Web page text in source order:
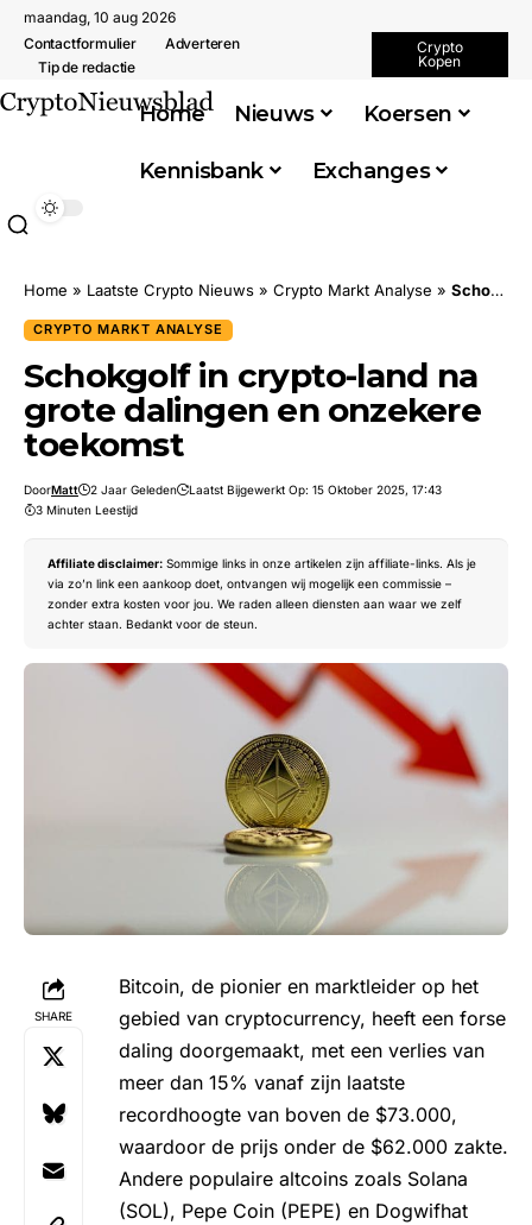
maandag, 10 aug 2026
Contactformulier
Adverteren
Tip de redactie
Crypto
Kopen
Home Nieuws Koersen
Kennisbank Exchanges
Home » Laatste Crypto Nieuws » Crypto Markt Analyse » Schokgolf in crypto-land na grote dalingen en onzekere toekomst
CRYPTO MARKT ANALYSE
Schokgolf in crypto-land na
grote dalingen en onzekere
toekomst
DoorMatt 2 Jaar Geleden
Laatst Bijgewerkt Op: 15 Oktober 2025, 17:43
3 Minuten Leestijd
Affiliate disclaimer: Sommige links in onze artikelen zijn affiliate-links. Als je
via zo’n link een aankoop doet, ontvangen wij mogelijk een commissie –
zonder extra kosten voor jou. We raden alleen diensten aan waar we zelf
achter staan. Bedankt voor de steun.
SHARE
Bitcoin, de pionier en marktleider op het
gebied van cryptocurrency, heeft een forse
daling doorgemaakt, met een verlies van
meer dan 15% vanaf zijn laatste
recordhoogte van boven de $73.000,
waardoor de prijs onder de $62.000 zakte.
Andere populaire altcoins zoals Solana
(SOL), Pepe Coin (PEPE) en Dogwifhat